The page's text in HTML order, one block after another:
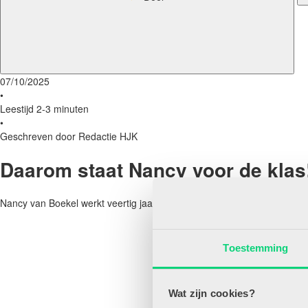
Toestemming
Wat zijn cookies?
07/10/2025
•
Leestijd 2-3 minuten
•
Geschreven door Redactie HJK
Daarom staat Nancy voor de
Nancy van Boekel werkt veertig jaar in het onderwijs en is leerkracht